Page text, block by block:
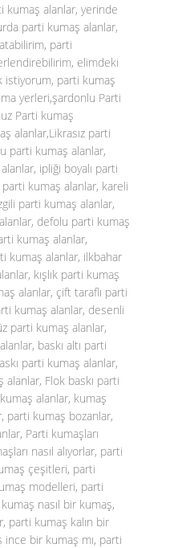
kumaş alanlar, yerinde
parti kumaş alanlar,
parti
elimdeki
istiyorum, parti kumaş
yerleri,şardonlu Parti
Parti kumaş
alanlar,Likrasız parti
parti kumaş alanlar,
ipliği boyalı parti
kumaş alanlar, kareli
parti kumaş alanlar,
defolu parti kumaş
kumaş alanlar,
kumaş alanlar, ilkbahar
kışlık parti kumaş
alanlar, çift taraflı parti
kumaş alanlar, desenli
parti kumaş alanlar,
baskı altı parti
parti kumaş alanlar,
alanlar, Flok baskı parti
alanlar, kumaş
parti kumaş bozanlar,
Parti kumaşları
nasıl alıyorlar, parti
çeşitleri, parti
modelleri, parti
nasıl bir kumaş,
parti kumaş kalın bir
ince bir kumaş mı, parti